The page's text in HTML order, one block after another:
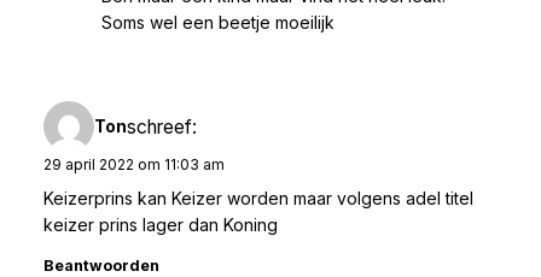
Soms wel een beetje moeilijk
Tonschreef:
29 april 2022 om 11:03 am
Keizerprins kan Keizer worden maar volgens adel titel
keizer prins lager dan Koning
Beantwoorden